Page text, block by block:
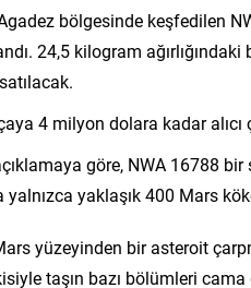
bölgesinde keşfedilen
24,5 kilogram
4 milyon dolara kadar alıcı
göre, NWA 16788
yalnızca yaklaşık 400 Mars
yüzeyinden bir asteroit
taşın bazı bölümleri